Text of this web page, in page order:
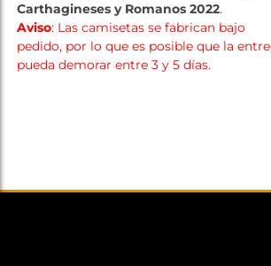
Carthagineses y Romanos 2022.
Aviso: Las camisetas se fabrican bajo
pedido, por lo que es posible que la
pueda demorar entre 3 y 5 días.